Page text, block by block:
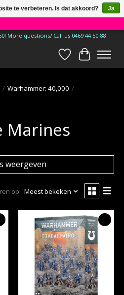
×
More questions? Call us 0469 44 50 88
Verlanglijst
/ Warhammer: 40,000 /
Marines
weergeven
op Meest bekeken
te verbeteren. Is dat akkoord?
Ja